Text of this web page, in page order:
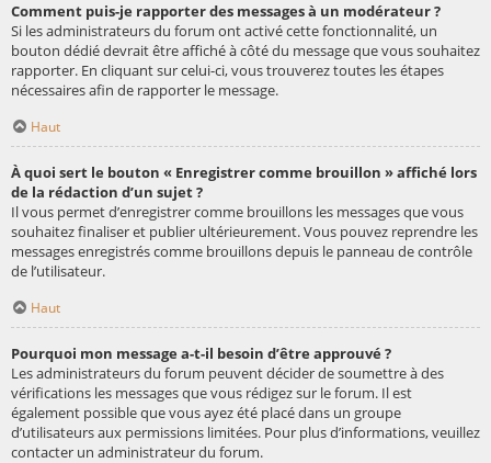
Comment puis-je rapporter des messages à un modérateur ?
Si les administrateurs du forum ont activé cette fonctionnalité, un
bouton dédié devrait être affiché à côté du message que vous souhaitez
rapporter. En cliquant sur celui-ci, vous trouverez toutes les étapes
nécessaires afin de rapporter le message.
Haut
À quoi sert le bouton « Enregistrer comme brouillon » affiché lors
de la rédaction d’un sujet ?
Il vous permet d’enregistrer comme brouillons les messages que vous
souhaitez finaliser et publier ultérieurement. Vous pouvez reprendre les
messages enregistrés comme brouillons depuis le panneau de contrôle
de l’utilisateur.
Haut
Pourquoi mon message a-t-il besoin d’être approuvé ?
Les administrateurs du forum peuvent décider de soumettre à des
vérifications les messages que vous rédigez sur le forum. Il est
également possible que vous ayez été placé dans un groupe
d’utilisateurs aux permissions limitées. Pour plus d’informations, veuillez
contacter un administrateur du forum.